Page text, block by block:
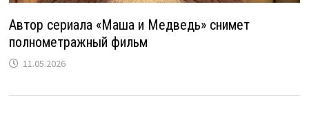
Автор сериала «Маша и Медведь» снимет
полнометражный фильм
11.05.2026